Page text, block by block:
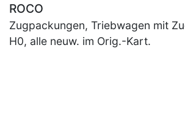
ROCO
Zugpackungen, Triebwagen mit
H0, alle neuw. im Orig.-Kart.